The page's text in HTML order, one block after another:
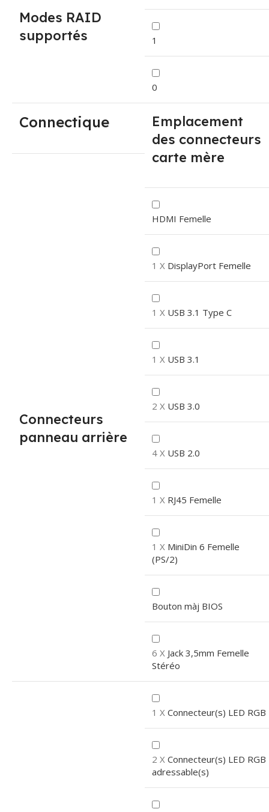
Modes RAID
supportés
1
0
Connectique
Emplacement
des connecteurs
carte mère
Connecteurs
panneau arrière
HDMI Femelle
1 X DisplayPort Femelle
1 X USB 3.1 Type C
1 X USB 3.1
2 X USB 3.0
4 X USB 2.0
1 X RJ45 Femelle
1 X MiniDin 6 Femelle
(PS/2)
Bouton màj BIOS
6 X Jack 3,5mm Femelle
Stéréo
1 X Connecteur(s) LED RGB
2 X Connecteur(s) LED RGB
adressable(s)